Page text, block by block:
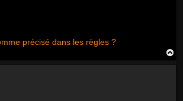
précisé dans les règles ?